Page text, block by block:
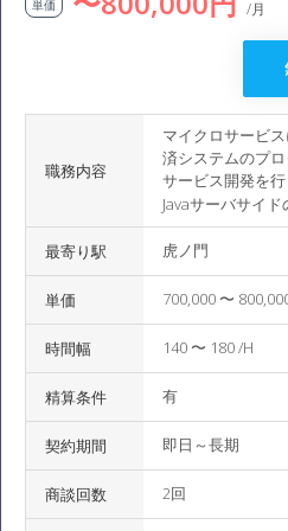
単価 /月
職務内容
マイクロサービ
済システムのプロ
サービス開発を行
Javaサーバサイド
最寄り駅 虎ノ門
単価 700,000 〜
時間幅 140 〜 180 /H
精算条件 有
契約期間 即日～長期
商談回数 2回